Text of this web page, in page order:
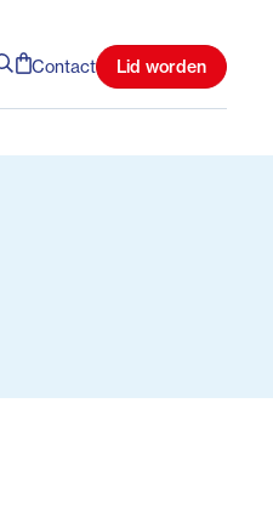
Contact Lid worden